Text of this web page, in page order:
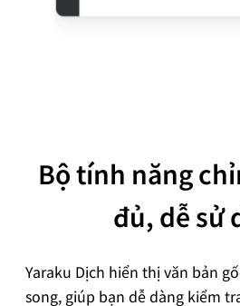
Bộ tính năng
đủ, dễ sử
Yaraku Dịch hiển thị văn bản
song, giúp bạn dễ dàng kiểm